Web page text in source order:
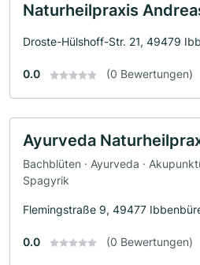
Naturheilpraxis
Droste-Hülshoff-Str. 21, 49479
0.0 (0 Bewertungen)
Ayurveda
Bachblüten · Ayurveda ·
Spagyrik
Flemingstraße 9, 49477
0.0 (0 Bewertungen)